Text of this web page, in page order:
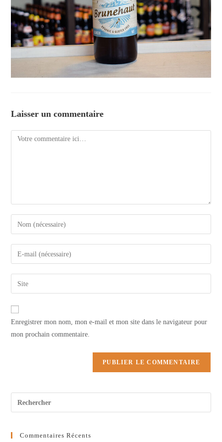
Laisser un commentaire
Comment
Enter
your
name
comment
Enter
your
email
address
comment
Saisir
l’URL
de
Enregistrer mon nom, mon e-mail et mon site dans le navigateur pour
mon prochain commentaire.
Commentaires Récents